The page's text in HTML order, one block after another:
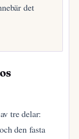
det
tre delar:
den fasta